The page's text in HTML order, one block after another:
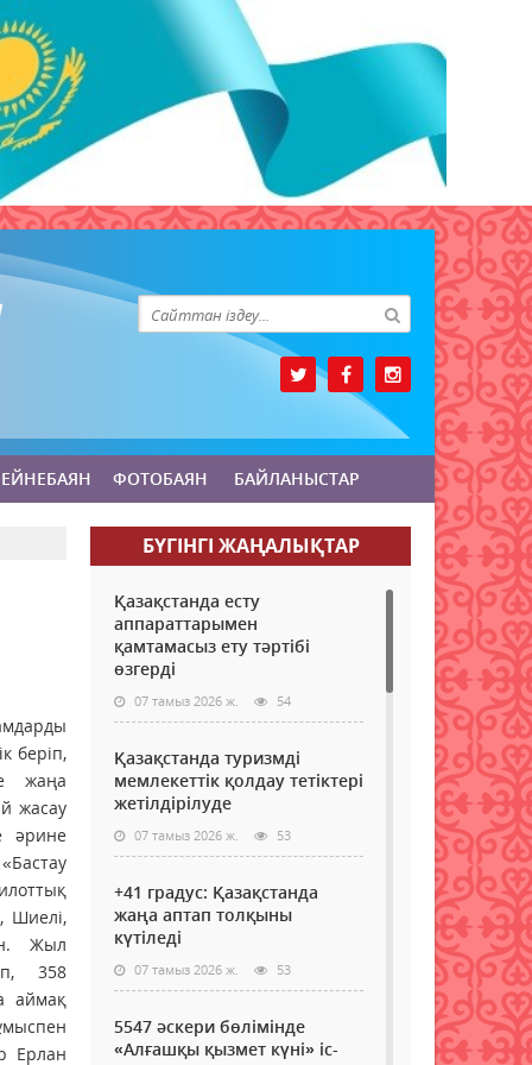
ФОТОБАЯН БАЙЛАНЫСТАР
беріп,
жаңа
жасау
әрине
Шиелі,
Жыл
358
аймақ
Ерлан
БҮГІНГI ЖАҢАЛЫҚТАР
Қазақстанда есту
аппараттарымен
қамтамасыз ету тәртібі
өзгерді
07 тамыз 2026 ж. 54
Қазақстанда туризмді
мемлекеттік қолдау тетіктері
жетілдірілуде
07 тамыз 2026 ж. 53
+41 градус: Қазақстанда
жаңа аптап толқыны
күтіледі
07 тамыз 2026 ж. 53
5547 әскери бөлімінде
«Алғашқы қызмет күні» іс-